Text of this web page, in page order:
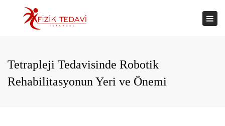
Tetrapleji Tedavisinde Robotik
Rehabilitasyonun Yeri ve Önemi